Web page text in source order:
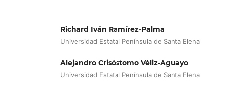
Richard Iván Ramírez-Palma
Universidad Estatal Península de Santa Elena
Alejandro Crisóstomo Véliz-Aguayo
Universidad Estatal Península de Santa Elena